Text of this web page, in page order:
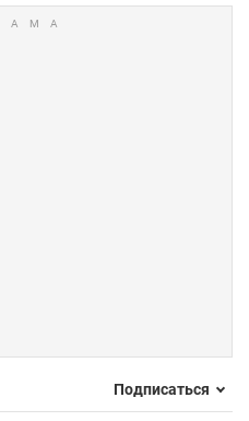
Подписаться